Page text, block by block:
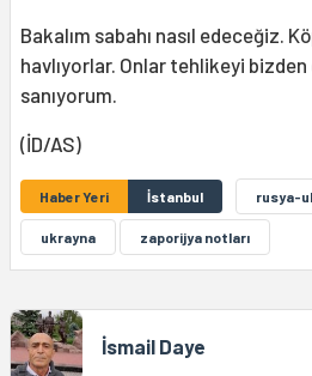
Bakalım sabahı nasıl edeceğiz.
havlıyorlar. Onlar tehlikeyi bizden
sanıyorum.
(İD/AS)
Haber Yeri İstanbul rusya-
ukrayna zaporijya notları
İsmail Daye